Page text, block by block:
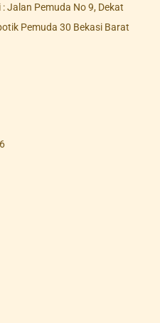
Jalan Pemuda No 9, Dekat
Pemuda 30 Bekasi Barat